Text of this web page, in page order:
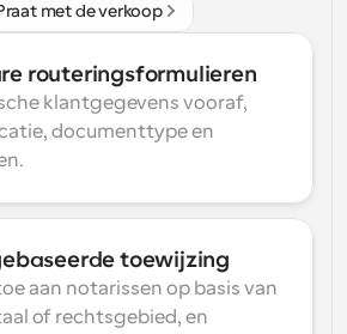
met de verkoop
routeringsformulieren
klantgegevens vooraf,
documenttype en
toewijzing
aan notarissen op basis van
of rechtsgebied, en